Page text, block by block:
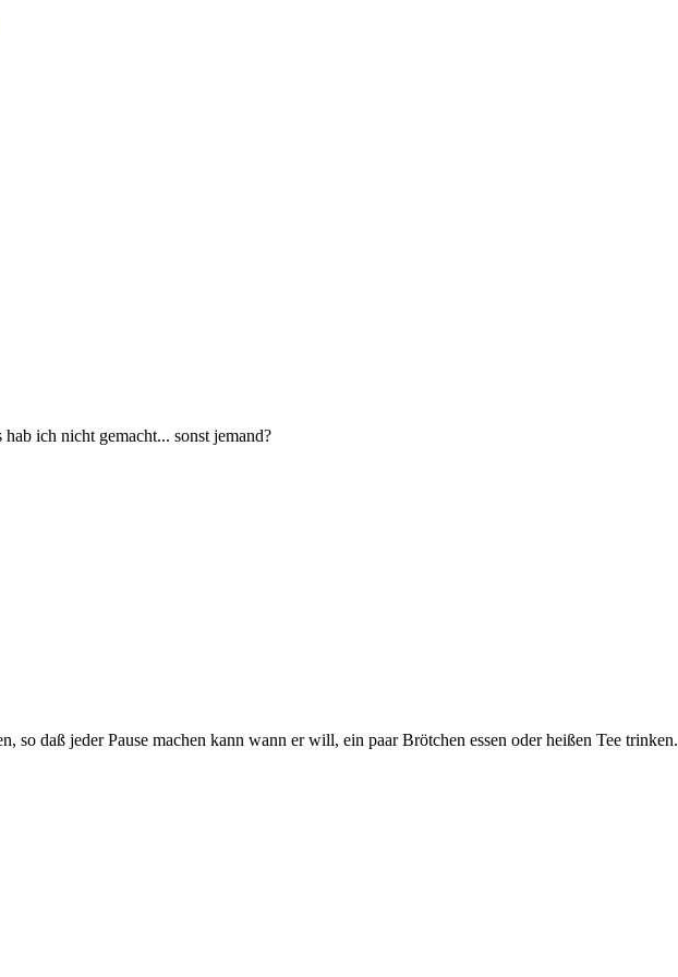
ich nicht gemacht... sonst jemand?
so daß jeder Pause machen kann wann er will, ein paar Brötchen essen oder heißen Tee trinken.